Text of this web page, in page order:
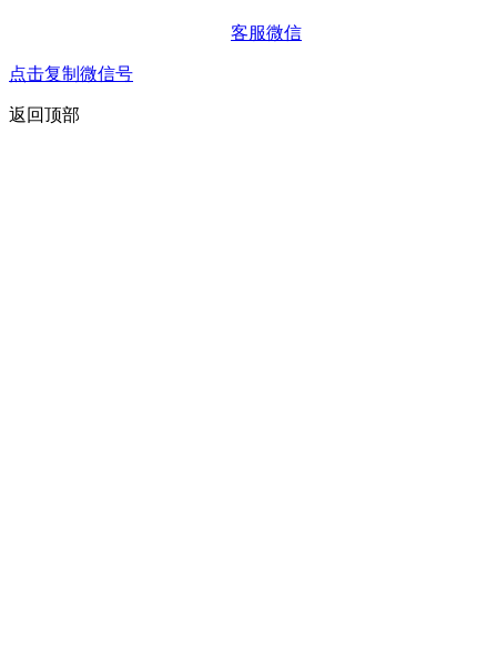
客服微信
点击复制微信号
返回顶部